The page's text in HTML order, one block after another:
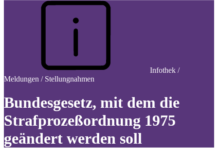
Infothek /
Meldungen / Stellungnahmen
Bundesgesetz, mit dem die
Strafprozeßordnung 1975
geändert werden soll